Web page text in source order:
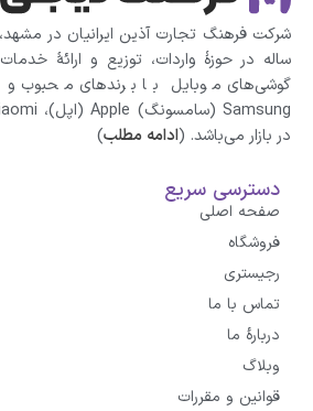
ساله در حوزهٔ واردات، توزیع و ارائهٔ
گوشی‌های موبایل با برندهای محبوب
در بازار می‌باشد. (ادامه مطلب)
دسترسی سریع
صفحه اصلی
فروشگاه
رجیستری
تماس با ما
درباره‌ٔ ما
وبلاگ
قوانین و مقررات